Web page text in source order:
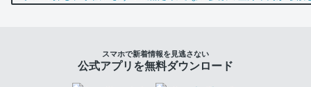
スマホで新着情報を見逃さない
公式アプリを無料ダウンロード